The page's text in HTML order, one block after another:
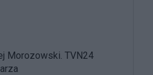
Morozowski. TVN24